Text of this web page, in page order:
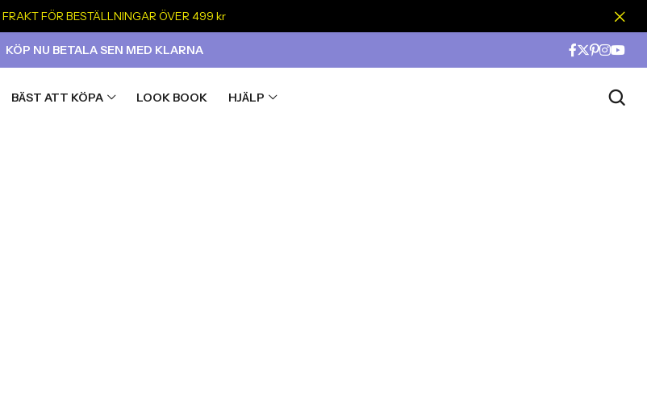
FRAKT FÖR BESTÄLLNINGAR ÖVER 499 kr
KÖP NU BETALA SEN MED KLARNA
BÄST ATT KÖPA LOOK BOOK HJÄLP